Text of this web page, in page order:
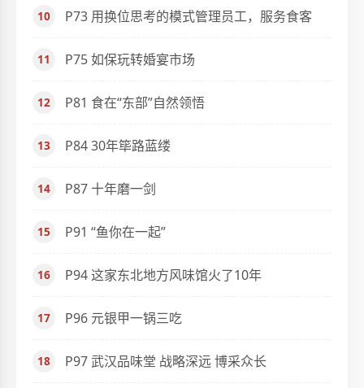
P73 用换位思考的模式管理员工，服务食客
P75 如保玩转婚宴市场
P81 食在“东部”自然领悟
P84 30年筚路蓝缕
P87 十年磨一剑
P91 “鱼你在一起”
P94 这家东北地方风味馆火了10年
P96 元银甲一锅三吃
P97 武汉品味堂 战略深远 博采众长